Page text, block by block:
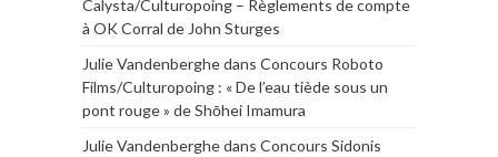
Calysta/Culturopoing – Règlements de compte
à OK Corral de John Sturges
Julie Vandenberghedans Concours Roboto
Films/Culturopoing : « De l’eau tiède sous un
pont rouge » de Shōhei Imamura
Julie Vandenberghedans Concours Sidonis